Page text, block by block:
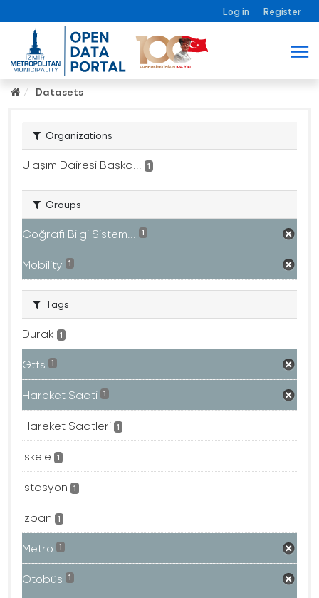
Log in Register
Datasets
Organizations
Ulaşım Dairesi Başka... 1
Groups
Coğrafi Bilgi Sistem... 1
Mobility 1
Tags
Durak 1
Gtfs 1
Hareket Saati 1
Hareket Saatleri 1
Iskele 1
Istasyon 1
Izban 1
Metro 1
Otobüs 1